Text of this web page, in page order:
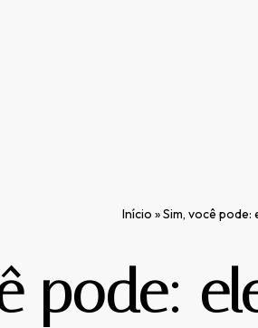
Início »Sim, você
pode: